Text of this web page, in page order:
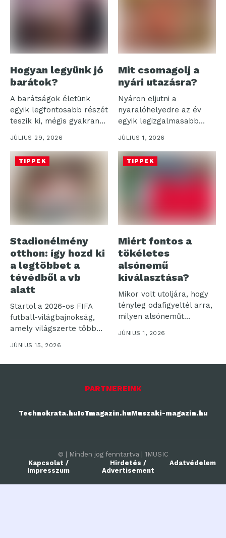
Hogyan legyünk jó
barátok?
A barátságok életünk
egyik legfontosabb részét
teszik ki, mégis gyakran
háttérbe szorulnak...
JÚLIUS 29, 2026
Mit csomagolj a
nyári utazásra?
Nyáron eljutni a
nyaralóhelyedre az év
egyik legizgalmasabb
része, de a bőrönd...
JÚLIUS 1, 2026
TIPPEK
Stadionélmény
otthon: így hozd ki
a legtöbbet a
tévédből a vb
alatt
Startol a 2026-os FIFA
futball-világbajnokság,
amely világszerte több
milliárd nézőt vonz a...
JÚNIUS 15, 2026
TIPPEK
Miért fontos a
tökéletes
alsónemű
kiválasztása?
Mikor volt utoljára, hogy
tényleg odafigyeltél arra,
milyen alsóneműt
választasz? Az
alsónemű...
JÚNIUS 1, 2026
PARTNEREINK
Technokrata.huIoTmagazin.huMuszaki-magazin.hu
© | Minden jog fenntartva | 1MUSIC
Kapcsolat /
Impresszum
Hirdetés /
Advertisement
Adatvédelem